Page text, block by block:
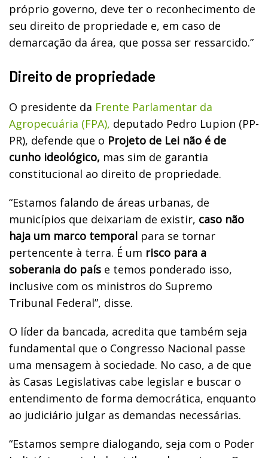
próprio governo, deve ter o reconhecimento de
seu direito de propriedade e, em caso de
demarcação da área, que possa ser ressarcido.”
Direito de propriedade
O presidente da Frente Parlamentar da
Agropecuária (FPA), deputado Pedro Lupion (PP-
PR), defende que o Projeto de Lei não é de
cunho ideológico, mas sim de garantia
constitucional ao direito de propriedade.
“Estamos falando de áreas urbanas, de
municípios que deixariam de existir, caso não
haja um marco temporal para se tornar
pertencente à terra. É um risco para a
soberania do país e temos ponderado isso,
inclusive com os ministros do Supremo
Tribunal Federal”, disse.
O líder da bancada, acredita que também seja
fundamental que o Congresso Nacional passe
uma mensagem à sociedade. No caso, a de que
às Casas Legislativas cabe legislar e buscar o
entendimento de forma democrática, enquanto
ao judiciário julgar as demandas necessárias.
“Estamos sempre dialogando, seja com o Poder